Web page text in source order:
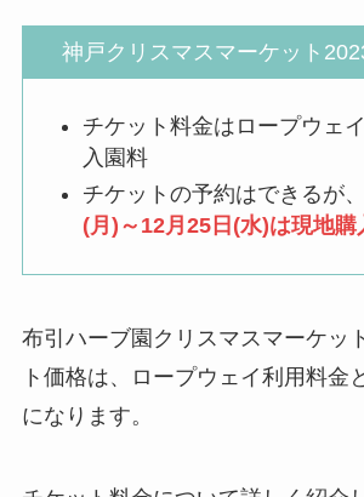
神戸クリスマスマーケット
チケット料金はロープウェ
入園料
チケットの予約はできるが、
(月)～12月25日(水)は現地購
布引ハーブ園クリスマスマーケッ
ト価格は、ロープウェイ利用料金
になります。